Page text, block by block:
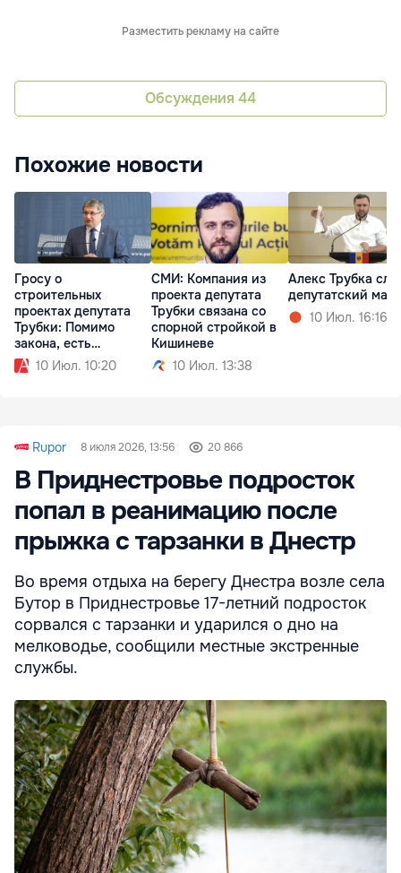
Разместить рекламу на сайте
Обсуждения 44
Похожие новости
Гросу о
строительных
проектах депутата
Трубки: Помимо
закона, есть
проблема морали
10 Июл. 10:20
СМИ: Компания из
проекта депутата
Трубки связана со
спорной стройкой в
Кишиневе
10 Июл. 13:38
Алекс Трубка
депутатский
10 Июл. 16:16
Rupor 8 июля 2026, 13:56 20 866
В Приднестровье подросток
попал в реанимацию после
прыжка с тарзанки в Днестр
Во время отдыха на берегу Днестра возле села
Бутор в Приднестровье 17-летний подросток
сорвался с тарзанки и ударился о дно на
мелководье, сообщили местные экстренные
службы.